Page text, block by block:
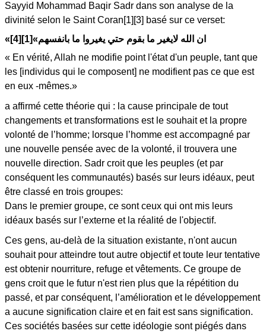
Sayyid Mohammad Baqir Sadr dans son analyse de la
divinité selon le Saint Coran[1][3] basé sur ce verset:
«ان الله لايغير ما بقوم حتي يغيروا ما بانفسهم»[1][4]
« En vérité, Allah ne modifie point l'état d'un peuple, tant que
les [individus qui le composent] ne modifient pas ce que est
en eux -mêmes.»
a affirmé cette théorie qui : la cause principale de tout
changements et transformations est le souhait et la propre
volonté de l’homme; lorsque l’homme est accompagné par
une nouvelle pensée avec de la volonté, il trouvera une
nouvelle direction. Sadr croit que les peuples (et par
conséquent les communautés) basés sur leurs idéaux, peut
être classé en trois groupes:
Dans le premier groupe, ce sont ceux qui ont mis leurs
idéaux basés sur l’externe et la réalité de l'objectif.
Ces gens, au-delà de la situation existante, n'ont aucun
souhait pour atteindre tout autre objectif et toute leur tentative
est obtenir nourriture, refuge et vêtements. Ce groupe de
gens croit que le futur n'est rien plus que la répétition du
passé, et par conséquent, l’amélioration et le développement
a aucune signification claire et en fait est sans signification.
Ces sociétés basées sur cette idéologie sont piégés dans